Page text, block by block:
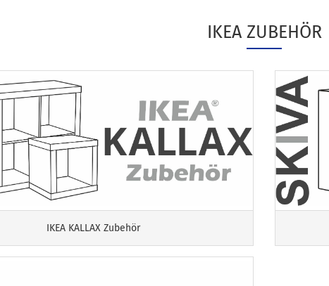
IKEA ZUBEHÖR
IKEA KALLAX Zubehör